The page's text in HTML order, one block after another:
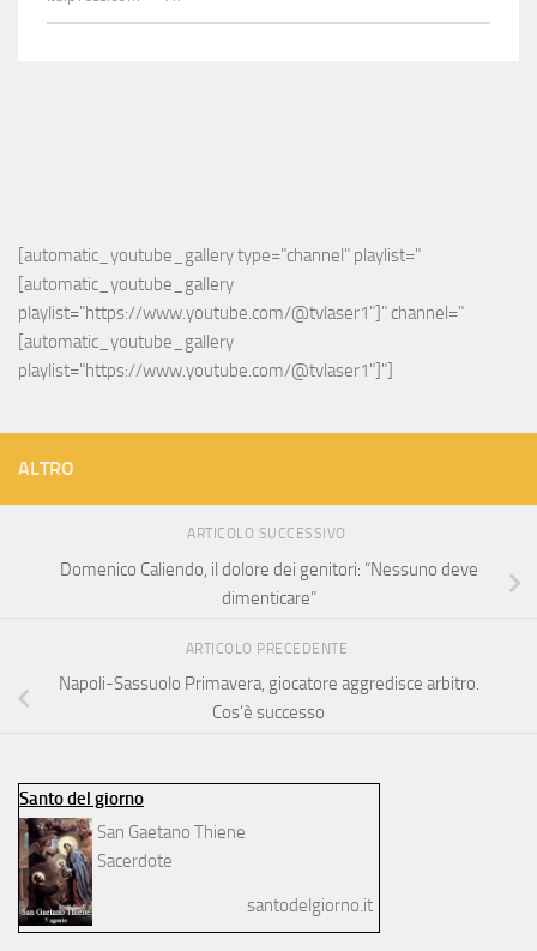
[automatic_youtube_gallery type="channel" playlist="
[automatic_youtube_gallery
playlist="https://www.youtube.com/@tvlaser1"]" channel="
[automatic_youtube_gallery
playlist="https://www.youtube.com/@tvlaser1"]"]
ALTRO
ARTICOLO SUCCESSIVO
Domenico Caliendo, il dolore dei genitori: “Nessuno deve
dimenticare”
ARTICOLO PRECEDENTE
Napoli-Sassuolo Primavera, giocatore aggredisce arbitro.
Cos’è successo
Santo del giorno
San Gaetano Thiene
Sacerdote
santodelgiorno.it